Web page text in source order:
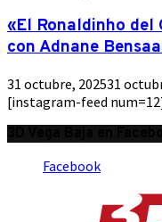
«El Ronaldinho del
con Adnane
31 octubre, 202531
[instagram-feed
Facebook